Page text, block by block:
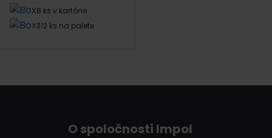
8 ks v kartóne
312 ks na palete
O spoločnosti Impol